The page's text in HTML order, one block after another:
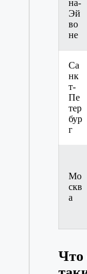
на-
Эй
во
не
Са
нк
т-
Пе
тер
бур
г
Мо
скв
а
Что